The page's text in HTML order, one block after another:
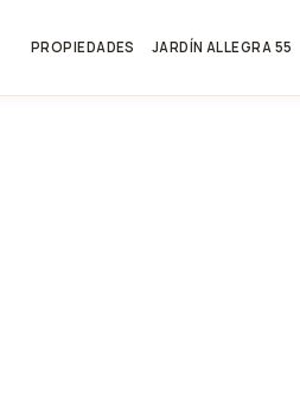
PROPIEDADES JARDÍN ALLEGRA 55